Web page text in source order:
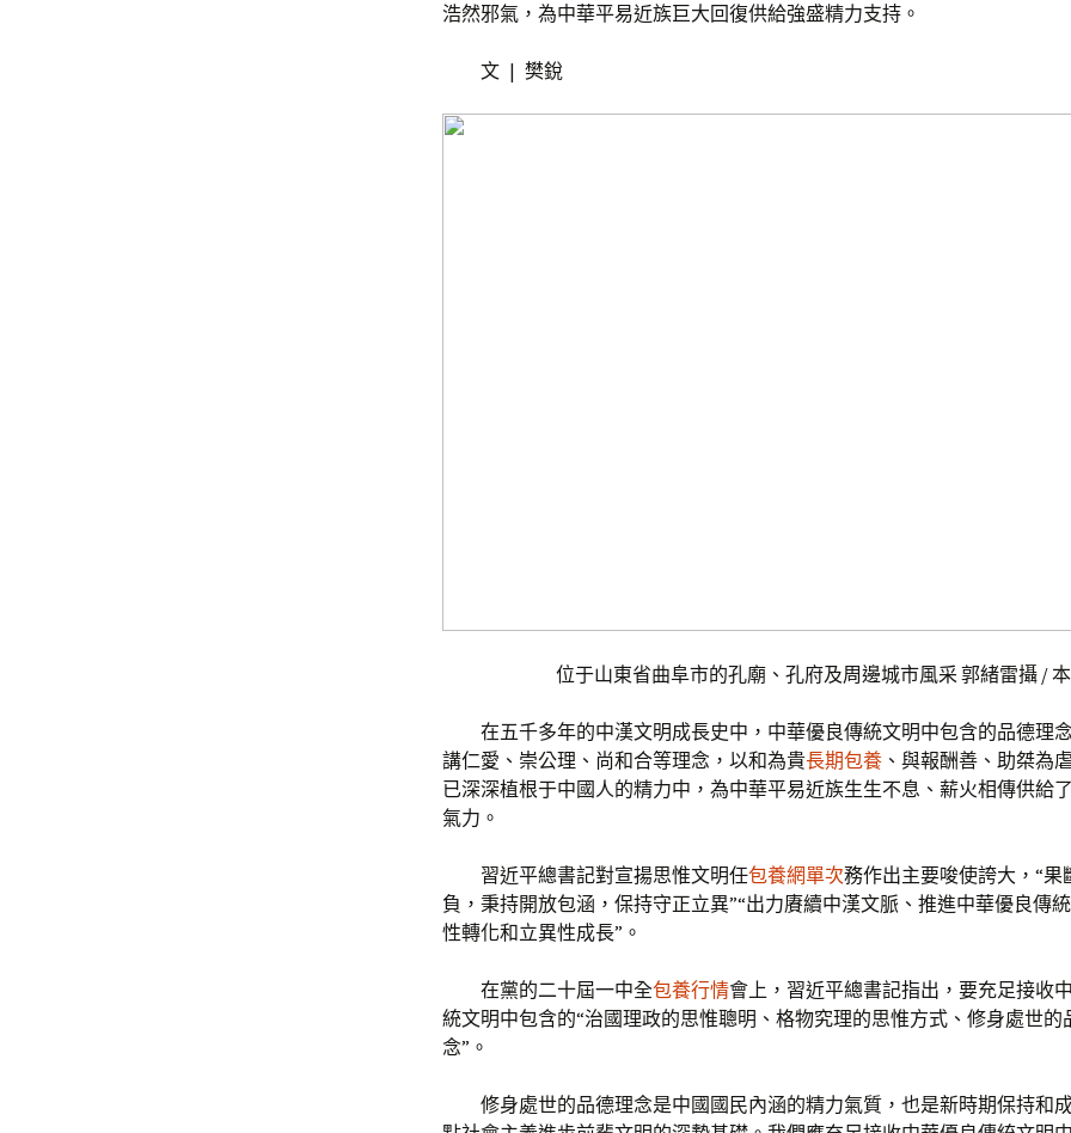
浩然邪氣，為中華平易近族巨大回復供給強盛精力支持。
文 | 樊銳
位于山東省曲阜市的孔廟、孔府及周邊城市風采 郭緒雷攝 /
在五千多年的中漢文明成長史中，中華優良傳統文明中包含的品德理
講仁愛、崇公理、尚和合等理念，以和為貴長期包養 、與報酬善、助桀為
已深深植根于中國人的精力中，為中華平易近族生生不息、薪火相傳供給
氣力。
習近平總書記對宣揚思惟文明任包養網單次務作出主要唆使誇大，“果
負，秉持開放包涵，保持守正立異”“出力賡續中漢文脈、推進中華優良傳
性轉化和立異性成長”。
在黨的二十屆一中全包養行情會上，習近平總書記指出，要充足接收
統文明中包含的“治國理政的思惟聰明、格物究理的思惟方式、修身處世的
念”。
修身處世的品德理念是中國國民內涵的精力氣質，也是新時期保持和